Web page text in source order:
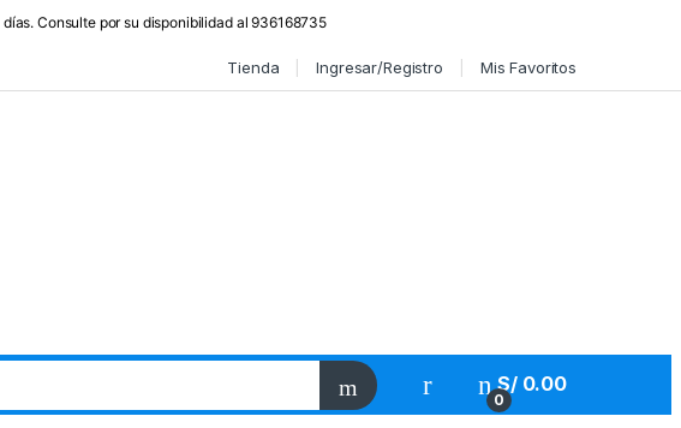
Consulte por su disponibilidad al 936168735
Tienda Ingresar/Registro Mis Favoritos
0
S/0.00